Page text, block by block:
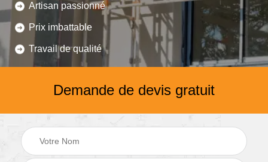
Artisan passionné
Prix imbattable
Travail de qualité
Demande de devis gratuit